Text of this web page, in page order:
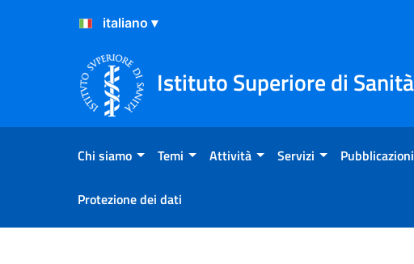
Salta al Contenuto
Salta al Footer
Istituto Superiore di Sanità
Chi siamo Temi Attività Servizi Pubblicazioni
Protezione dei dati